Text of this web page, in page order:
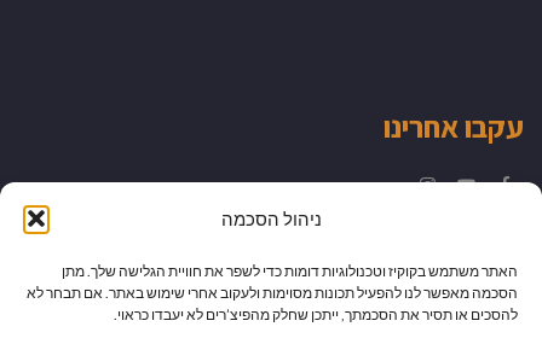
ניהול הסכמה
האתר משתמש בקוקיז וטכנולוגיות דומות כדי לשפר את חוויית הגלישה שלך. מתן
הסכמה מאפשר לנו להפעיל תכונות מסוימות ולעקוב אחרי שימוש באתר. אם תבחר לא
להסכים או תסיר את הסכמתך, ייתכן שחלק מהפיצ’רים לא יעבדו כראוי.
עקבו אחרינו